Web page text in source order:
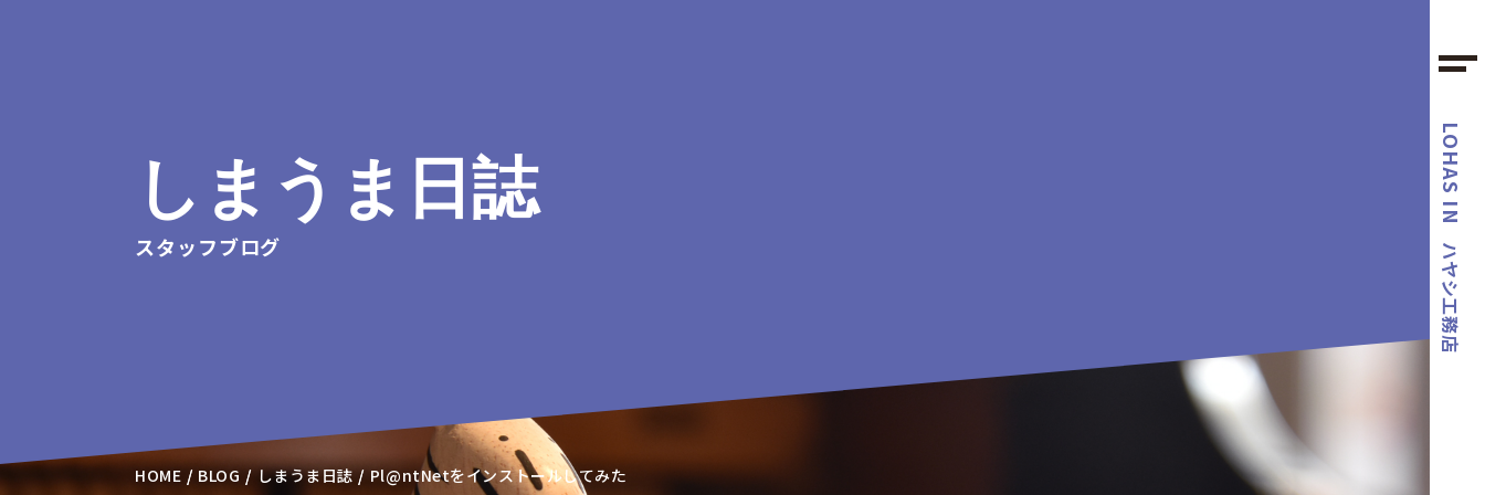
LOHAS IN
ハヤシ工務店
しまうま日誌
スタッフブログ
HOME BLOG しまうま日誌 Pl@ntNetをインストールしてみた